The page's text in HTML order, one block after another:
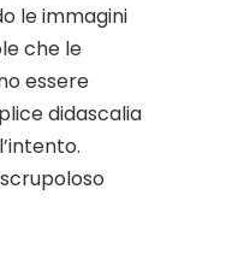
le immagini
che le
essere
didascalia